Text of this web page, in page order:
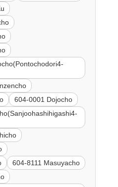
604-0001 Dojocho
604-8111 Masuyacho